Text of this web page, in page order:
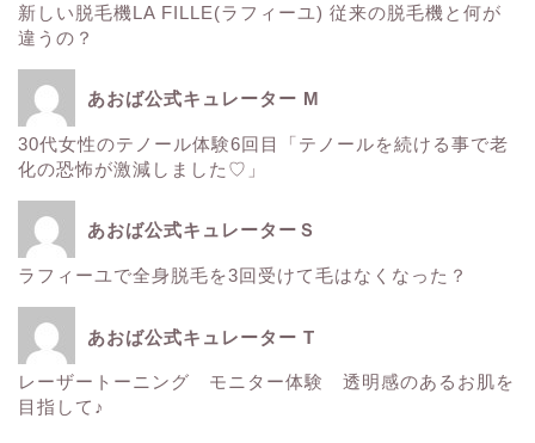
新しい脱毛機LA FILLE(ラフィーユ) 従来の脱毛機と何が
違うの？
あおば公式キュレーター M
30代女性のテノール体験6回目「テノールを続ける事で老
化の恐怖が激減しました♡」
あおば公式キュレーターＳ
ラフィーユで全身脱毛を3回受けて毛はなくなった？
あおば公式キュレーター T
レーザートーニング モニター体験 透明感のあるお肌を
目指して♪
サーマクール
レーザートーニング
ＳＲＳマスク